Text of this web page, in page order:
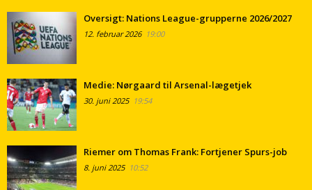
Oversigt: Nations League-grupperne 2026/2027
12. februar 202619:00
Medie: Nørgaard til Arsenal-lægetjek
30. juni 202519:54
Riemer om Thomas Frank: Fortjener Spurs-job
8. juni 202510:52